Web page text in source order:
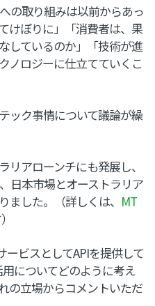
の取り組みは以前からあっ
けぼりに」「消費者は、果
しているのか」「技術が進
ノロジーに仕立てていくこ
ック事情について議論が繰
アローンチにも発展し、
日本市場とオーストラリア
ました。（詳しくは、 MT
ービスとしてAPIを提供して
についてどのように考え
の立場からコメントいただ